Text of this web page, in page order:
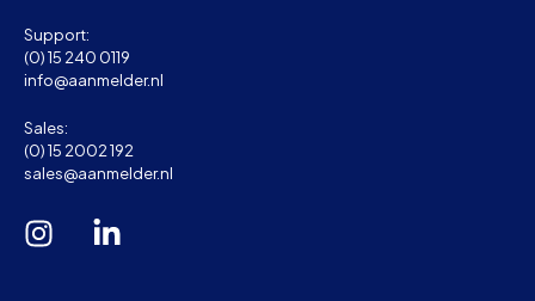
Support:
(0) 15 240 0119
info@aanmelder.nl
Sales:
(0) 15 2002 192
sales@aanmelder.nl